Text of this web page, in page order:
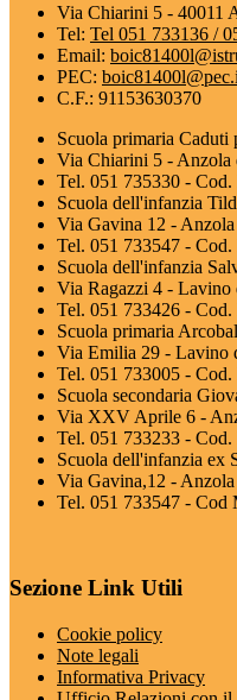
Via Chiarini 5 - 40011
Tel: Tel 051 733136 /
Email:
PEC:
C.F.: 91153630370
Scuola primaria Caduti
Via Chiarini 5 - Anzola
Tel. 051 735330 -
Scuola dell'infanzia
Via Gavina 12 -
Tel. 051 733547 -
Scuola dell'infanzia
Via Ragazzi 4 - Lavino
Tel. 051 733426 -
Scuola primaria
Via Emilia 29 - Lavino
Tel. 051 733005 -
Scuola secondaria
Via XXV Aprile 6 -
Tel. 051 733233 -
Scuola dell'infanzia ex
Via Gavina,12 -
Tel. 051 733547 -
Sezione Link Utili
Cookie policy
Note legali
Informativa Privacy